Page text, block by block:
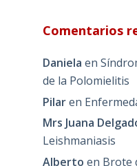
Comentarios
Daniela en
de la Polomielitis
Pilaren
Mrs Juana
Leishmaniasis
Alberto en Brote